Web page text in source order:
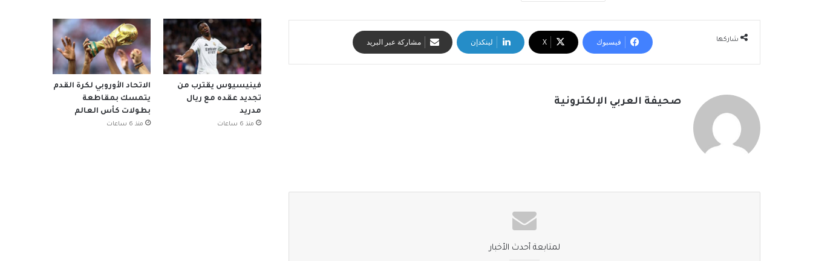
شاركها فيسبوك ‫X لينكدإن مشاركة عبر البريد
صحيفة العربي الإلكترونية
لمتابعة أحدث الأخبار
فينيسيوس يقترب من
تجديد عقده مع ريال
مدريد
منذ 6 ساعات
الاتحاد الأوروبي لكرة القدم
يتمسك بمقاطعة
بطولات كأس العالم
منذ 6 ساعات